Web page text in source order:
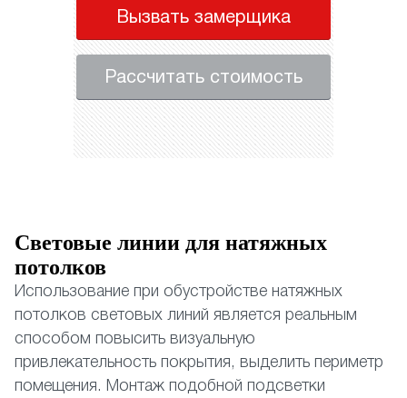
Вызвать замерщика
Рассчитать стоимость
Световые линии для натяжных
потолков
Использование при обустройстве натяжных
потолков световых линий является реальным
способом повысить визуальную
привлекательность покрытия, выделить периметр
помещения. Монтаж подобной подсветки